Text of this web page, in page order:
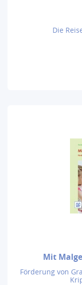
Die
Mit
Förderung von